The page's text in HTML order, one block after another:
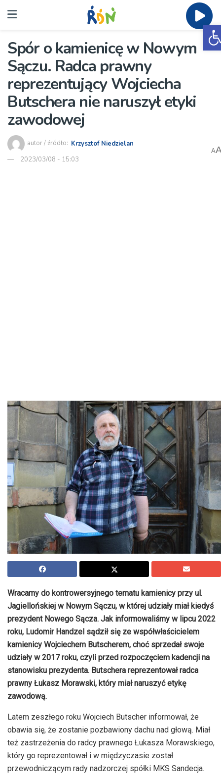
Spór o kamienicę w Nowym
Sączu. Radca prawny
reprezentujący Wojciecha
Butschera nie naruszył etyki
zawodowej
autor / źródło: Krzysztof Niedzielan
2023/03/08 - 15:03
A
Wracamy do kontrowersyjnego tematu kamienicy przy ul.
Jagiellońskiej w Nowym Sączu, w której udziały miał kiedyś
prezydent Nowego Sącza. Jak informowaliśmy w lipcu 2022
roku, Ludomir Handzel sądził się ze współwłaścicielem
kamienicy Wojciechem Butscherem, choć sprzedał swoje
udziały w 2017 roku, czyli przed rozpoczęciem kadencji na
stanowisku prezydenta. Butschera reprezentował radca
prawny Łukasz Morawski, który miał naruszyć etykę
zawodową.
Latem zeszłego roku Wojciech Butscher informował, że
obawia się, że zostanie pozbawiony dachu nad głową. Miał
też zastrzeżenia do radcy prawnego Łukasza Morawskiego,
który go reprezentował i w międzyczasie został
przewodniczącym rady nadzorczej spółki MKS Sandecja.